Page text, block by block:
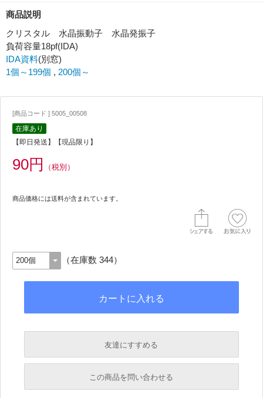
商品説明
クリスタル​ 水晶振動子​ 水晶発振子​​
負荷容量18pf(IDA)
IDA資料(別窓)
1個～199個 , 200個～
[商品コード ] 5005_00508
在庫あり
【即日発送】【現品限り】
90円 （税別）
商品価格には送料が含まれています。
（在庫数 344）
友達にすすめる
必須
この商品を問い合わせる